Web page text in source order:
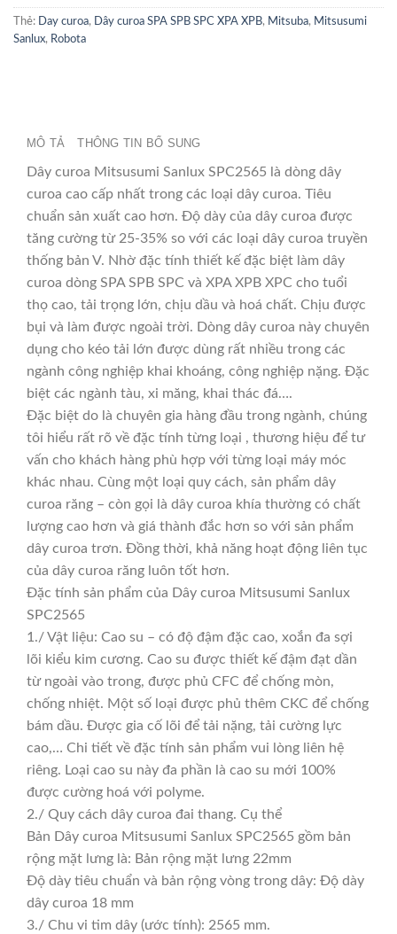
Thẻ: Day curoa, Dây curoa SPA SPB SPC XPA XPB, Mitsuba, Mitsusumi
Sanlux, Robota
MÔ TẢ THÔNG TIN BỔ SUNG
Dây curoa Mitsusumi Sanlux SPC2565 là dòng dây
curoa cao cấp nhất trong các loại dây curoa. Tiêu
chuẩn sản xuất cao hơn. Độ dày của dây curoa được
tăng cường từ 25-35% so với các loại dây curoa truyền
thống bản V. Nhờ đặc tính thiết kế đặc biệt làm dây
curoa dòng SPA SPB SPC và XPA XPB XPC cho tuổi
thọ cao, tải trọng lớn, chịu dầu và hoá chất. Chịu được
bụi và làm được ngoài trời. Dòng dây curoa này chuyên
dụng cho kéo tải lớn được dùng rất nhiều trong các
ngành công nghiệp khai khoáng, công nghiệp nặng. Đặc
biệt các ngành tàu, xi măng, khai thác đá….
Đặc biệt do là chuyên gia hàng đầu trong ngành, chúng
tôi hiểu rất rõ về đặc tính từng loại , thương hiệu để tư
vấn cho khách hàng phù hợp với từng loại máy móc
khác nhau. Cùng một loại quy cách, sản phẩm dây
curoa răng – còn gọi là dây curoa khía thường có chất
lượng cao hơn và giá thành đắc hơn so với sản phẩm
dây curoa trơn. Đồng thời, khả năng hoạt động liên tục
của dây curoa răng luôn tốt hơn.
Đặc tính sản phẩm của Dây curoa Mitsusumi Sanlux
SPC2565
1./ Vật liệu: Cao su – có độ đậm đặc cao, xoắn đa sợi
lõi kiểu kim cương. Cao su được thiết kế đậm đạt dần
từ ngoài vào trong, được phủ CFC để chống mòn,
chống nhiệt. Một số loại được phủ thêm CKC để chống
bám dầu. Được gia cố lõi để tải nặng, tải cường lực
cao,… Chi tiết về đặc tính sản phẩm vui lòng liên hệ
riêng. Loại cao su này đa phần là cao su mới 100%
được cường hoá với polyme.
2./ Quy cách dây curoa đai thang. Cụ thể
Bản Dây curoa Mitsusumi Sanlux SPC2565 gồm bản
rộng mặt lưng là: Bản rộng mặt lưng 22mm
Độ dày tiêu chuẩn và bản rộng vòng trong dây: Độ dày
dây curoa 18 mm
3./ Chu vi tim dây (ước tính): 2565 mm.